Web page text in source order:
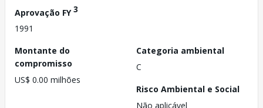
Aprovação FY3
1991
Montante do
compromisso
US$ 0.00 milhões
Categoria ambiental
C
Risco Ambiental e Social
Não aplicável